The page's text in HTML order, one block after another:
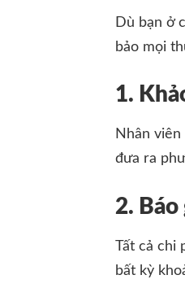
Dù bạn ở
bảo mọi
1.
Nhân
đưa ra
2.
Tất cả chi
bất kỳ